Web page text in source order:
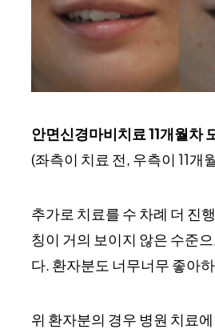
안면신경마비치료 11개월차
(좌측이 치료 전, 우측이 11개
추가로 치료를 수 차례 더 진
칭이 거의 보이지 않은 수준
다. 환자분도 너무너무 좋아
위 환자분의 경우 병원 치료